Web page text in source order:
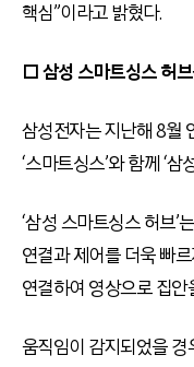
핵심”이라고 밝혔다.
□ 삼성 스마트싱스 허
삼성전자는 지난해 8월
‘스마트싱스’와 함께 ‘
‘삼성 스마트싱스 허브’
연결과 제어를 더욱 빠
연결하여 영상으로 집
움직임이 감지되었을 경